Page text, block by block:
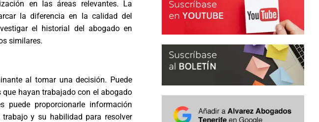
en las áreas relevantes. La
la diferencia en la calidad del
el historial del abogado en
similares.
al tomar una decisión. Puede
hayan trabajado con el abogado
proporcionarle información
y su habilidad para resolver